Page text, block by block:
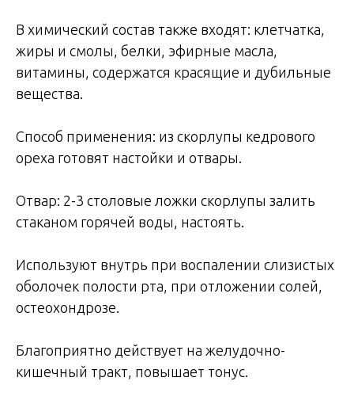
В химический состав также входят: клетчатка,
жиры и смолы, белки, эфирные масла,
витамины, содержатся красящие и дубильные
вещества.
Способ применения: из скорлупы кедрового
ореха готовят настойки и отвары.
Отвар: 2-3 столовые ложки скорлупы залить
стаканом горячей воды, настоять.
Используют внутрь при воспалении слизистых
оболочек полости рта, при отложении солей,
остеохондрозе.
Благоприятно действует на желудочно-
кишечный тракт, повышает тонус.